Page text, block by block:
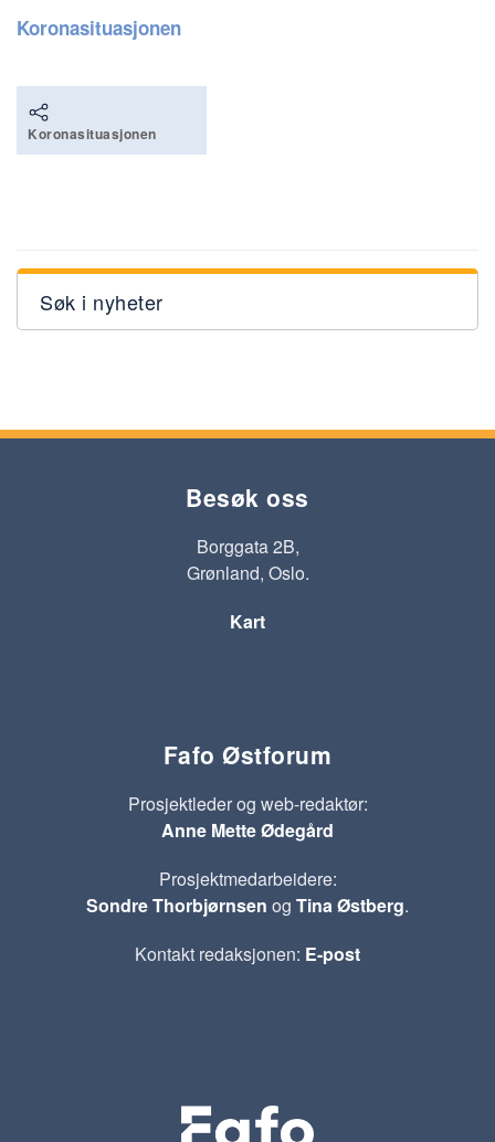
Koronasituasjonen
Koronasituasjonen
Søk i nyheter
Besøk oss
Borggata 2B,
Grønland, Oslo.
Kart
Fafo Østforum
Prosjektleder og web-redaktør:
Anne Mette Ødegård
Prosjektmedarbeidere:
Sondre Thorbjørnsen og Tina Østberg.
Kontakt redaksjonen: E-post